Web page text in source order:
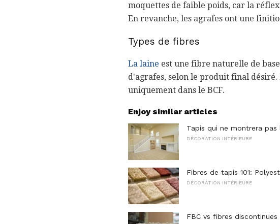
moquettes de faible poids, car la
En revanche, les agrafes ont une
Types de fibres
La laine est une fibre naturelle de
d'agrafes, selon le produit final désiré.
uniquement dans le BCF.
Enjoy similar articles
Tapis qui ne montrera pas
DÉCORATION INTÉRIEURE
Fibres de tapis 101:
DÉCORATION INTÉRIEURE
FBC vs fibres discontinues